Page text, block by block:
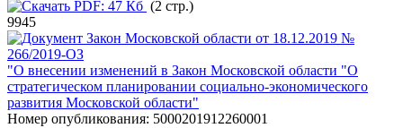
PDF: 47 Кб (2 стр.)
9945
Закон Московской области от 18.12.2019 №
266/2019-ОЗ
"О внесении изменений в Закон Московской области "О
стратегическом планировании социально-экономического
развития Московской области"
Номер опубликования: 5000201912260001